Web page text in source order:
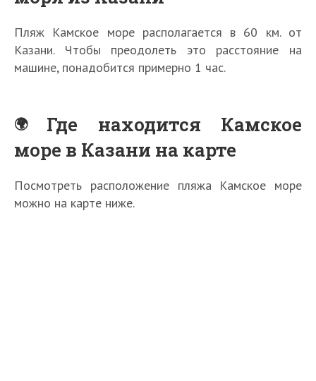
Пляж Камское море располагается в 60 км. от
Казани. Чтобы преодолеть это расстояние на
машине, понадобится примерно 1 час.
Где находится Камское
море в Казани на карте
Посмотреть расположение пляжа Камское море
можно на карте ниже.